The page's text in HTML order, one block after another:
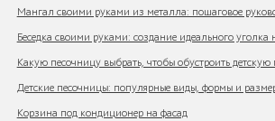
Мангал своими руками из металла: пошаговое
Беседка своими руками: создание идеального уголка
Какую песочницу выбрать, чтобы обустроить
Детские песочницы: популярные виды, формы и
Корзина под кондиционер на фасад